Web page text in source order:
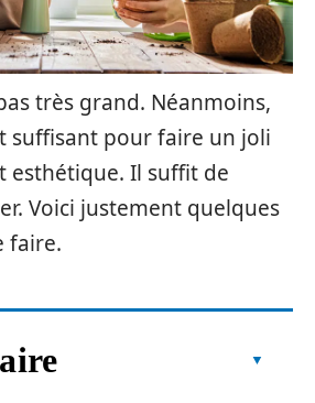
très grand. Néanmoins,
suffisant pour faire un joli
esthétique. Il suffit de
Voici justement quelques
faire.